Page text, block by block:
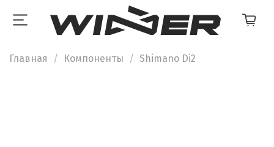
Главная Компоненты Shimano Di2